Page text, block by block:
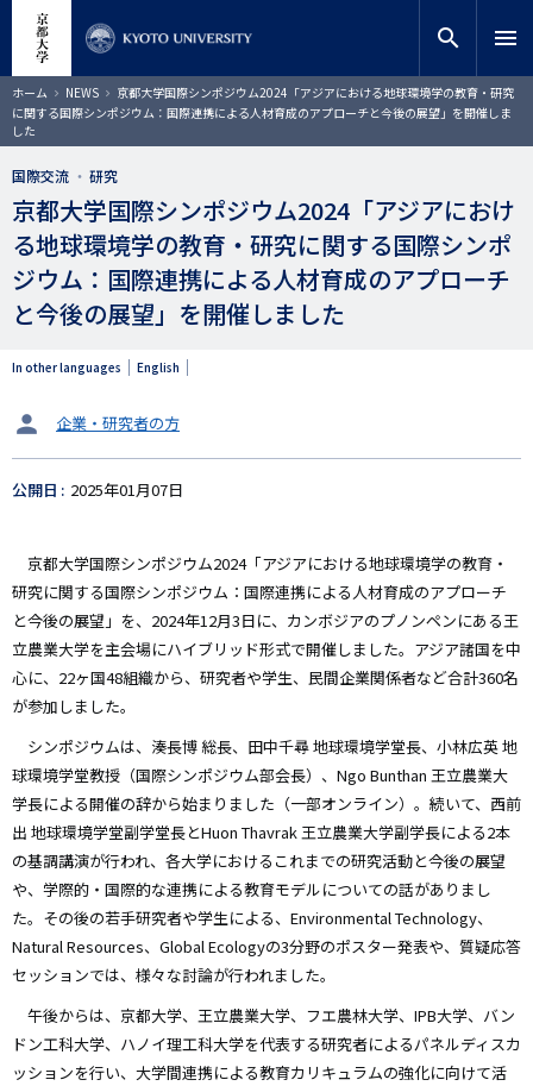
コ
ン
テ
ン
ツ
に
移
動
サイト内検索
検索
search menu
ホーム NEWS
京都大学国際シンポジウム2024「アジアにおける地球環境学の教育・研究
に関する国際シンポジウム：国際連携による人材育成のアプローチと今後の展望」を開催しま
した
国際交流 研究
京都大学国際シンポジウム2024「アジアにおけ
る地球環境学の教育・研究に関する国際シンポ
ジウム：国際連携による人材育成のアプローチ
と今後の展望」を開催しました
In other languages English
タ
ッ
企業・研究者の方
公開日 2025年01月07日
京都大学国際シンポジウム2024「アジアにおける地球環境学の教育・
研究に関する国際シンポジウム：国際連携による人材育成のアプローチ
と今後の展望」を、2024年12月3日に、カンボジアのプノンペンにある王
立農業大学を主会場にハイブリッド形式で開催しました。アジア諸国を中
心に、22ヶ国48組織から、研究者や学生、民間企業関係者など合計360名
が参加しました。
シンポジウムは、湊長博 総長、田中千尋 地球環境学堂長、小林広英 地
球環境学堂教授（国際シンポジウム部会長）、Ngo Bunthan 王立農業大
学長による開催の辞から始まりました（一部オンライン）。続いて、西前
出 地球環境学堂副学堂長とHuon Thavrak 王立農業大学副学長による2本
の基調講演が行われ、各大学におけるこれまでの研究活動と今後の展望
や、学際的・国際的な連携による教育モデルについての話がありまし
た。その後の若手研究者や学生による、Environmental Technology、
Natural Resources、Global Ecologyの3分野のポスター発表や、質疑応答
セッションでは、様々な討論が行われました。
午後からは、京都大学、王立農業大学、フエ農林大学、IPB大学、バン
ドン工科大学、ハノイ理工科大学を代表する研究者によるパネルディスカ
ッションを行い、大学間連携による教育カリキュラムの強化に向けて活